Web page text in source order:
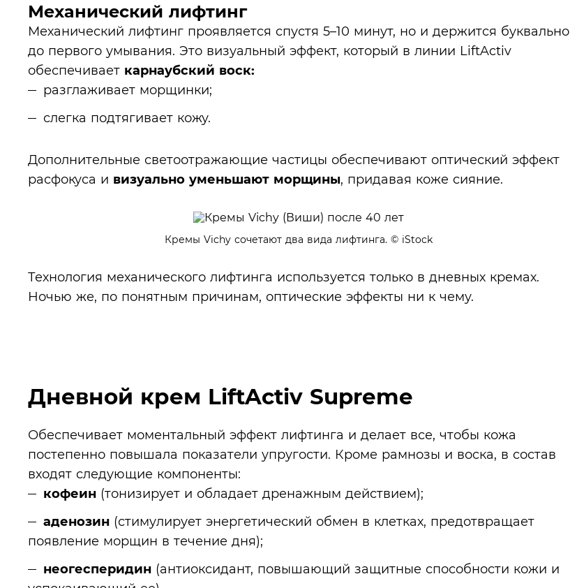
Механический лифтинг
Механический лифтинг проявляется спустя 5–10 минут, но и держится буквально
до первого умывания. Это визуальный эффект, который в линии LiftActiv
обеспечивает карнаубский воск:
разглаживает морщинки;
слегка подтягивает кожу.
Дополнительные светоотражающие частицы обеспечивают оптический эффект
расфокуса и визуально уменьшают морщины, придавая коже сияние.
Кремы Vichy сочетают два вида лифтинга. © iStock
Технология механического лифтинга используется только в дневных кремах.
Ночью же, по понятным причинам, оптические эффекты ни к чему.
Дневной крем LiftActiv Supreme
Обеспечивает моментальный эффект лифтинга и делает все, чтобы кожа
постепенно повышала показатели упругости. Кроме рамнозы и воска, в состав
входят следующие компоненты:
кофеин (тонизирует и обладает дренажным действием);
аденозин (стимулирует энергетический обмен в клетках, предотвращает
появление морщин в течение дня);
неогесперидин (антиоксидант, повышающий защитные способности кожи и